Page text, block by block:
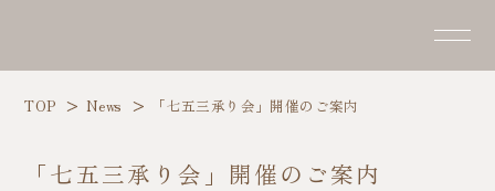
TOP News 「七五三承り会」開催のご案内
「七五三承り会」開催のご案内